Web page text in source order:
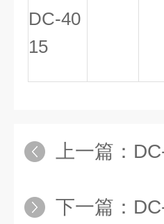
DC-40
15
上一篇：
下一篇：